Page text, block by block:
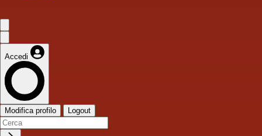
Accedi
Modifica profilo Logout